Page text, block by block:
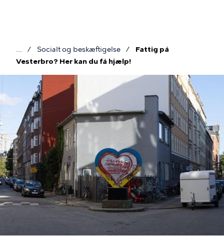
Brødkrumme
Socialt og beskæftigelse
Fattig på
Vesterbro? Her kan du få hjælp!